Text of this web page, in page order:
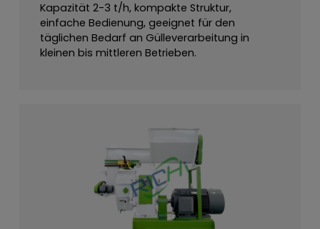
Kapazität 2-3 t/h, kompakte Struktur,
einfache Bedienung, geeignet für den
täglichen Bedarf an Gülleverarbeitung in
kleinen bis mittleren Betrieben.